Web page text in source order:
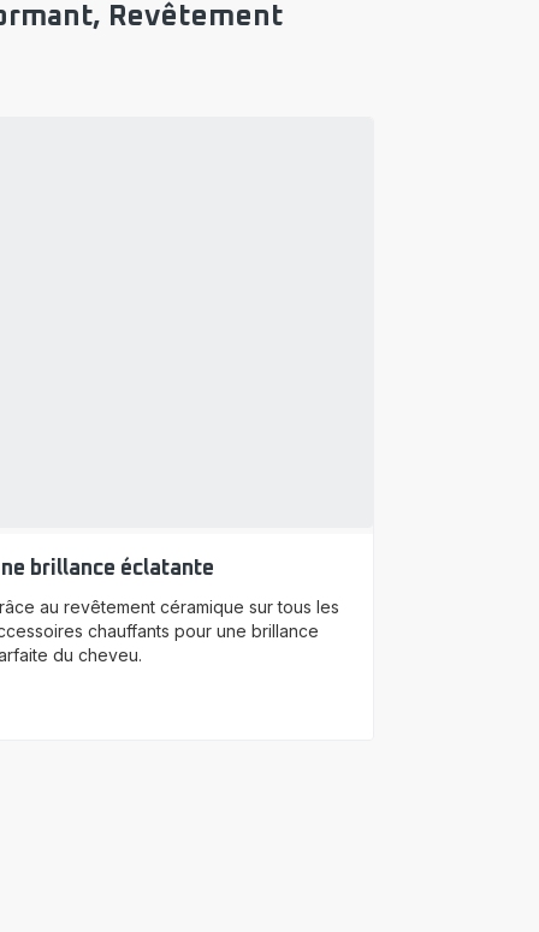
Revêtement
brillance éclatante
au revêtement céramique sur tous les
chauffants pour une brillance
du cheveu.